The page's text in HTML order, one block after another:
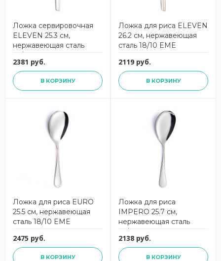
Ложка сервировочная
ELEVEN 25.3 см,
нержавеющая сталь
18/10 EME
2381 руб.
В КОРЗИНУ
Ложка для риса ELEVEN
26.2 см, нержавеющая
сталь 18/10 EME
2119 руб.
В КОРЗИНУ
Ложка для риса EURO
25.5 см, нержавеющая
сталь 18/10 EME
2475 руб.
В КОРЗИНУ
Ложка для риса
IMPERO 25.7 см,
нержавеющая сталь
18/10 EME
2138 руб.
В КОРЗИНУ